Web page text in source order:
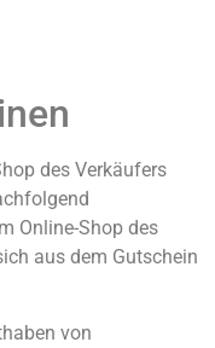
des Verkäufers
Online-Shop des
aus dem Gutschein
von